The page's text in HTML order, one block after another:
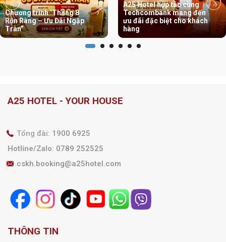
Chương trình ‘Tháng 8
Rộn Ràng – Ưu Đãi Ngập
Tràn”
A25 Hotel hợp tác cùng
Techcombank mang đến
ưu đãi đặc biệt cho khách
hàng
A25 HOTEL - YOUR HOUSE
Tổng đài: 1900 6925
Hotline/Zalo: 0789 252525
cskh.booking@a25hotel.com
THÔNG TIN